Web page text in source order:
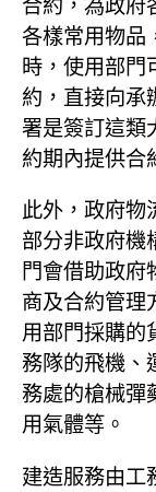
合約，為政府
各樣常用物品
時，使用部門
約，直接向承
署是簽訂這類
約期內提供合
此外，政府物
部分非政府機
門會借助政府
商及合約管理
用部門採購的
務隊的飛機、
務處的槍械彈
用氣體等。
建造服務由工